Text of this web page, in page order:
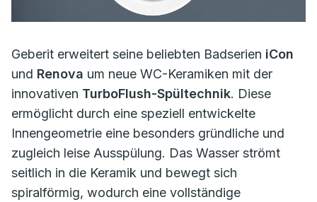
Geberit erweitert seine beliebten Badserien iCon
und Renova um neue WC-Keramiken mit der
innovativen TurboFlush-Spültechnik. Diese
ermöglicht durch eine speziell entwickelte
Innengeometrie eine besonders gründliche und
zugleich leise Ausspülung. Das Wasser strömt
seitlich in die Keramik und bewegt sich
spiralförmig, wodurch eine vollständige